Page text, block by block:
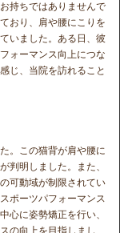
持ちではありませんで
おり、肩や腰にこりを
いました。ある日、彼
ォーマンス向上につな
じ、当院を訪れること
。この猫背が肩や腰に
判明しました。また、
可動域が制限されてい
ポーツパフォーマンス
心に姿勢矯正を行い、
の向上を目指しまし